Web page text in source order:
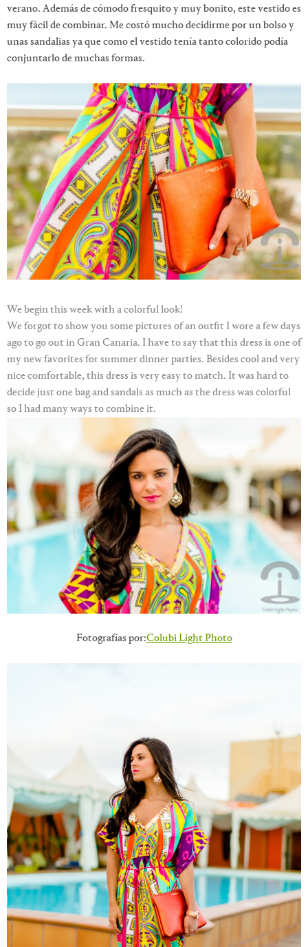
verano. Además de cómodo fresquito y muy bonito, este vestido es
muy fácil de combinar. Me costó mucho decidirme por un bolso y
unas sandalias ya que como el vestido tenía tanto colorido podía
conjuntarlo de muchas formas.
We begin this week with a colorful look!
We forgot to show you some pictures of an outfit I wore a few days
ago to go out in Gran Canaria. I have to say that this dress is one of
my new favorites for summer dinner parties. Besides cool and very
nice comfortable, this dress is very easy to match. It was hard to
decide just one bag and sandals as much as the dress was colorful
so I had many ways to combine it.
Fotografías por:Colubi Light Photo